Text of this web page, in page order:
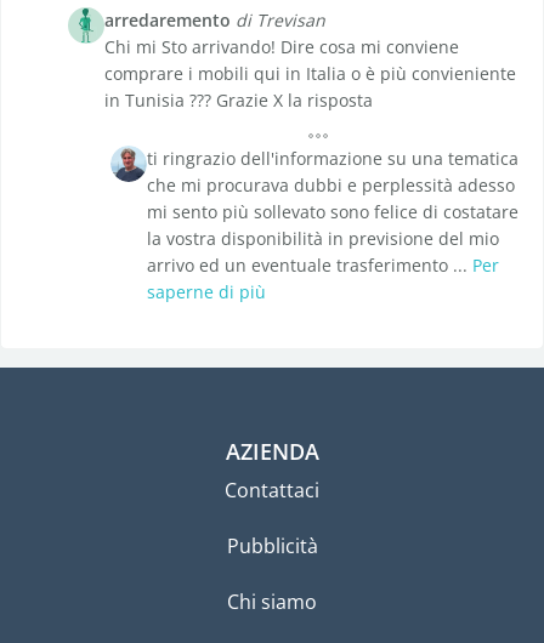
arredaremento di Trevisan
Chi mi Sto arrivando! Dire cosa mi conviene
comprare i mobili qui in Italia o è più convieniente
in Tunisia ??? Grazie X la risposta
ti ringrazio dell'informazione su una tematica
che mi procurava dubbi e perplessità adesso
mi sento più sollevato sono felice di costatare
la vostra disponibilità in previsione del mio
arrivo ed un eventuale trasferimento ... Per
saperne di più
AZIENDA
Contattaci
Pubblicità
Chi siamo